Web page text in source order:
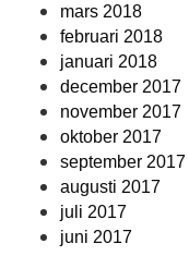
mars 2018
februari 2018
januari 2018
december 2017
november 2017
oktober 2017
september 2017
augusti 2017
juli 2017
juni 2017